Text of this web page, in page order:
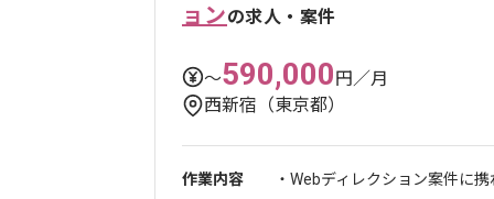
ョンの求人・案件
〜590,000円／月
西新宿（東京都）
作業内容
・Webディレクション案件に